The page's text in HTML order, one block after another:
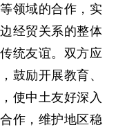
领域的合作，实
经贸关系的整体
统友谊。双方应
鼓励开展教育、
使中土友好深入
作，维护地区稳